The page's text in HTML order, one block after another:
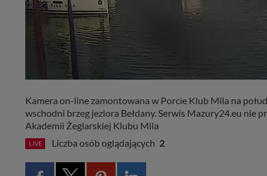
LIVE
Kamera on-line zamontowana w Porcie Klub Mila na
wschodni brzeg jeziora Bełdany. Serwis Mazury24.eu
Akademii Żeglarskiej Klubu Mila
LIVE Liczba osób oglądających 2